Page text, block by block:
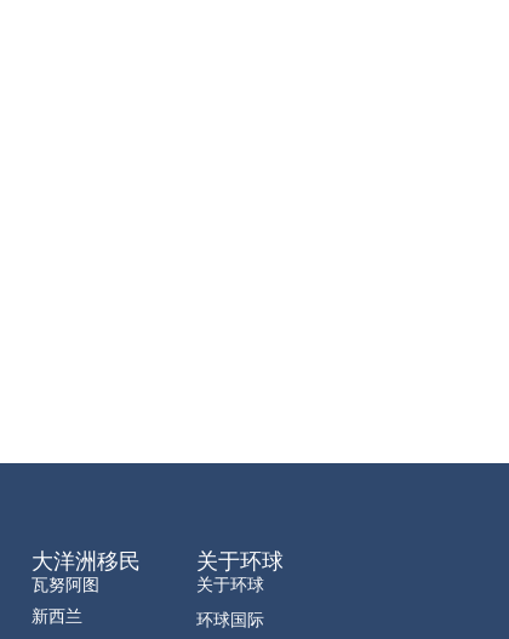
大洋洲移民
瓦努阿图
新西兰
关于环球
关于环球
环球国际